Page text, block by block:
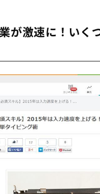
が激速に！いく